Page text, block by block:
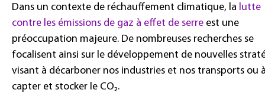
Dans un contexte de réchauffement climatique, la lutte
contre les émissions de gaz à effet de serre est une
préoccupation majeure. De nombreuses recherches se
focalisent ainsi sur le développement de nouvelles
visant à décarboner nos industries et nos transports ou
capter et stocker le CO₂.